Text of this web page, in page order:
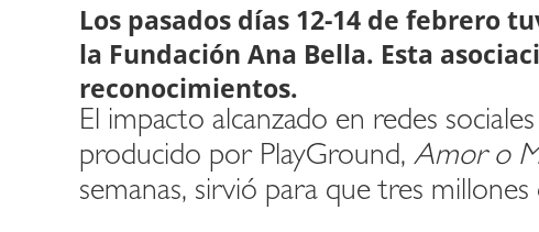
Los pasados días 12-14 de febrero
la Fundación Ana Bella. Esta
reconocimientos.
El impacto alcanzado en redes
producido por PlayGround, Amor o
semanas, sirvió para que tres